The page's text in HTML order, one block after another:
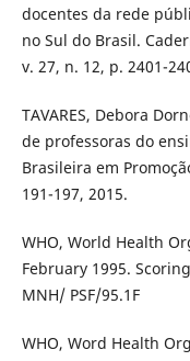
docentes da rede
no Sul do Brasil.
v. 27, n. 12, p. 2401-
TAVARES, Debora
de professoras do
Brasileira em
191-197, 2015.
WHO, World Health
February 1995.
MNH/ PSF/95.1F
WHO, Word Health